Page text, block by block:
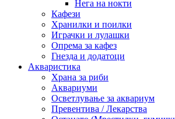
Нега на нокти
Кафези
Хранилки и поилки
Играчки и лулашки
Опрема за кафез
Гнезда и додатоци
Акваристика
Храна за риби
Аквариуми
Осветлување за аквариум
Превентива / Лекарства